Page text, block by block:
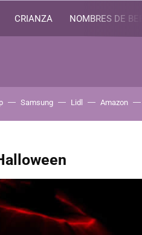
CRIANZA NOMBRES DE
Samsung Lidl Amazon